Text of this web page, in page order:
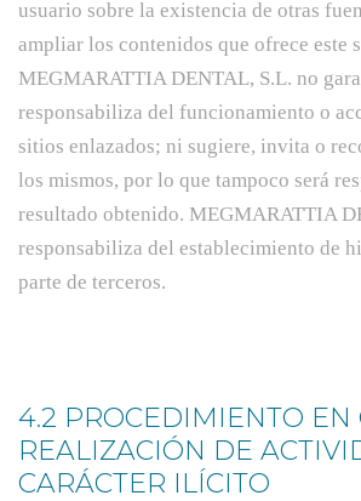
usuario sobre la existencia de otras
ampliar los contenidos que ofrece este
MEGMARATTIA DENTAL, S.L. no
responsabiliza del funcionamiento o
sitios enlazados; ni sugiere, invita o
los mismos, por lo que tampoco será
resultado obtenido. MEGMARATTIA
responsabiliza del establecimiento de
parte de terceros.
4.2 PROCEDIMIENTO EN
REALIZACIÓN DE
CARÁCTER ILÍCITO